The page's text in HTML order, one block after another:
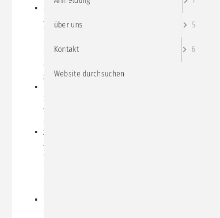
nicht nur die kundige Erhebung und Erfragung
zu leisten, sondern auch Stellung zu nehmen,
“Farbe zu bekennen” auf allen vier Seiten des
Kommunikationsquadrates, so dass im
Beratungsdialog das Sich-Interessieren und
das Sich-Zeigen in eine dynamische Balance
geraten;
Lösungen zu erarbeiten, die dem
Stimmigkeitsgebot folgen, d.h. sowohl
wesensgemäß, als auch system- und
situationsgerecht sind;
zur “inneren Teamentwicklung” beizutragen,
z.B. durch Moderation innerer Turbulenzen,
durch Auflösung innerer Pattstellungen, durch
Integration innerer Außenseiter, durch
Erkennen von Fehlbesetzungen oder durch
Neueinstellung bei auftretenden Vakanzen;
insbesondere auch durch kundigen Umgang
mit “inneren Widersachern” zu bewirken, dass
über uns 5
Kontakt 6
Website durchsuchen